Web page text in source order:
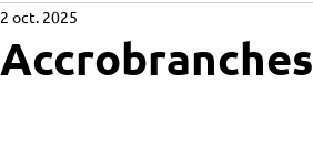
Accrobranches
2 oct. 2025